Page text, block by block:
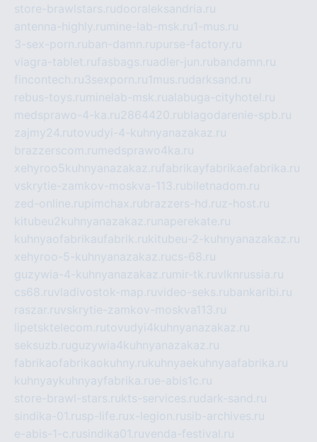
store-brawlstars.rudooraleksandria.ru
antenna-highly.ru mine-lab-msk.ru1-mus.ru
3-sex-porn.ruban-damn.rupurse-factory.ru
viagra-tablet.rufasbags.ruadler-jun.rubandamn.ru
fincontech.ru3sexporn.ru1mus.rudarksand.ru
rebus-toys.ru minelab-msk.rualabuga-cityhotel.ru
medsprawo-4-ka.ru2864420.rublagodarenie-spb.ru
zajmy24.rutovudyi-4-kuhnyanazakaz.ru
brazzerscom.ru medsprawo4ka.ru
xehyroo5kuhnyanazakaz.rufabrikayfabrikaefabrika.ru
vskrytie-zamkov-moskva-113.rubiletnadom.ru
zed-online.rupimchax.rubrazzers-hd.ruz-host.ru
kitubeu2kuhnyanazakaz.ru naperekate.ru
kuhnyaofabrikaufabrik.rukitubeu-2-kuhnyanazakaz.ru
xehyroo-5-kuhnyanazakaz.rucs-68.ru
guzywia-4-kuhnyanazakaz.ru mir-tk.ruvlknrussia.ru
cs68.ruvladivostok-map.ruvideo-seks.rubankaribi.ru
raszar.ruvskrytie-zamkov-moskva113.ru
lipetsktelecom.rutovudyi4kuhnyanazakaz.ru
seksuzb.ruguzywia4kuhnyanazakaz.ru
fabrikaofabrikaokuhny.rukuhnyaekuhnyaafabrika.ru
kuhnyaykuhnyayfabrika.rue-abis1c.ru
store-brawl-stars.rukts-services.rudark-sand.ru
sindika-01.rusp-life.rux-legion.rusib-archives.ru
e-abis-1-c.rusindika01.ruvenda-festival.ru